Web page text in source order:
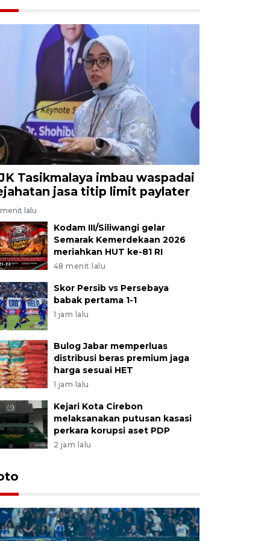
Tasikmalaya imbau waspadai
jasa titip limit paylater
lalu
Kodam III/Siliwangi gelar
Semarak Kemerdekaan 2026
meriahkan HUT ke-81 RI
48 menit lalu
Skor Persib vs Persebaya
babak pertama 1-1
1 jam lalu
Bulog Jabar memperluas
distribusi beras premium jaga
harga sesuai HET
1 jam lalu
Kejari Kota Cirebon
melaksanakan putusan kasasi
perkara korupsi aset PDP
2 jam lalu